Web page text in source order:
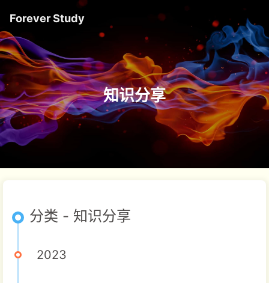
Forever Study
知识分享
分类 - 知识分享
2023